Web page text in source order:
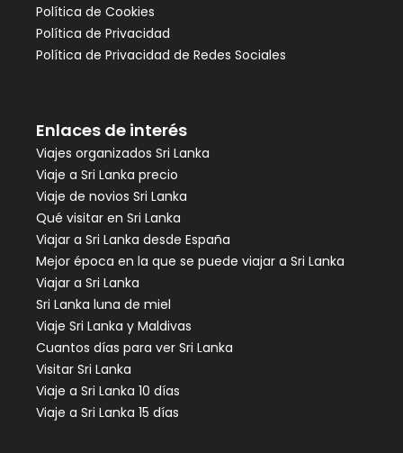
Política de Cookies
Política de Privacidad
Política de Privacidad de Redes Sociales
Enlaces de interés
Viajes organizados Sri Lanka
Viaje a Sri Lanka precio
Viaje de novios Sri Lanka
Qué visitar en Sri Lanka
Viajar a Sri Lanka desde España
Mejor época en la que se puede viajar a Sri Lanka
Viajar a Sri Lanka
Sri Lanka luna de miel
Viaje Sri Lanka y Maldivas
Cuantos días para ver Sri Lanka
Visitar Sri Lanka
Viaje a Sri Lanka 10 días
Viaje a Sri Lanka 15 días